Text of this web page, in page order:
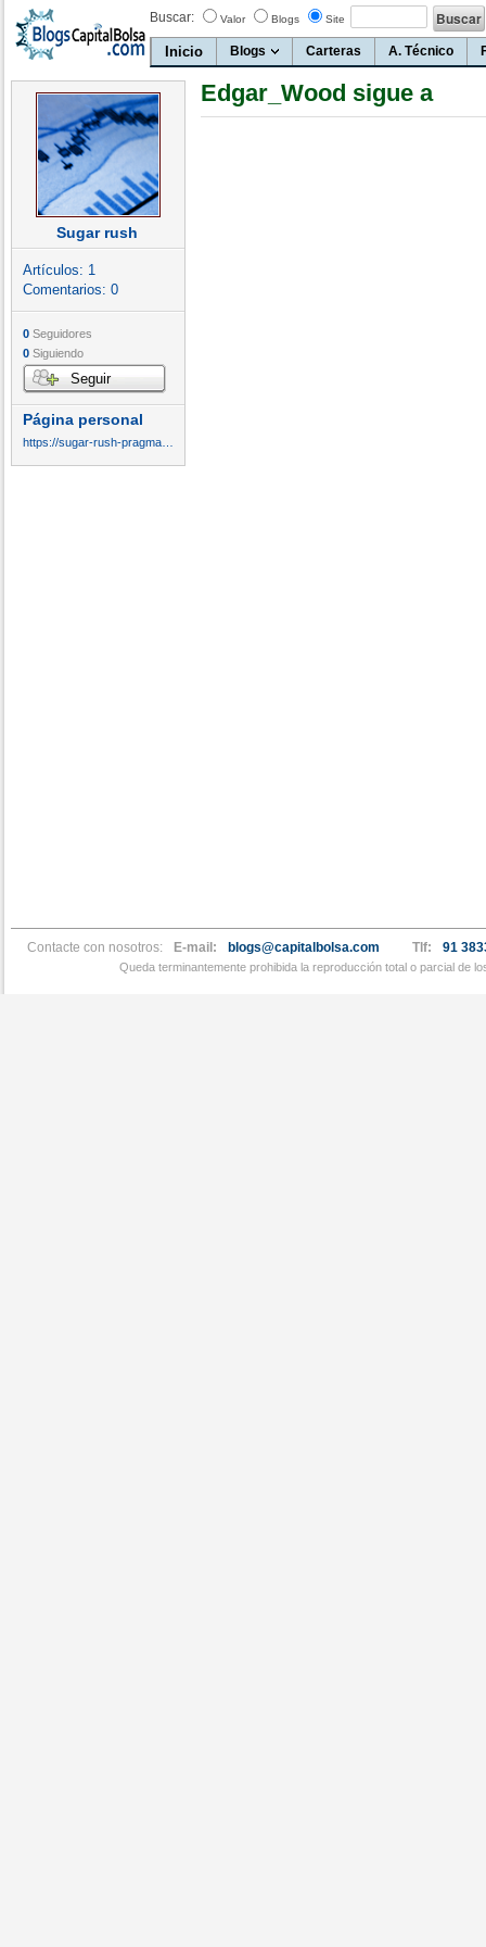
Buscar: Valor Blogs Site
Inicio Blogs Carteras A. Técnico
Sugar rush
Artículos: 1
Comentarios: 0
0 Seguidores
0 Siguiendo
Seguir
Página personal
Edgar_Wood sigue a
Contacte con nosotros: E-mail: blogs@capitalbolsa.com Tlf: 91
Queda terminantemente prohibida la reproducción total o parcial de